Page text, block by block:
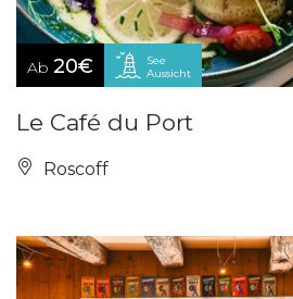
Ab 20€
See
Aussicht
Le Café du Port
Roscoff